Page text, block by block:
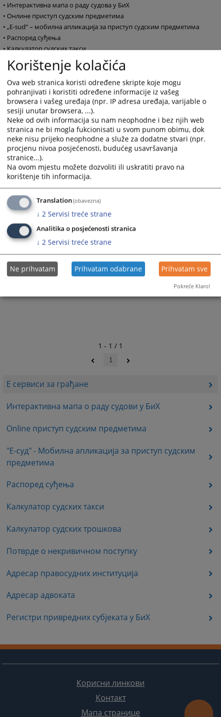
Е сервиси за грађане
Интерактивна мапа о раду судови у БиХ
Online приступ судским предметима
"E-суд" - Мобилна апликација за приступ судским
предметима
Распоред суђења
Калкулатор судских такси
Калкулатор судских трошкова
Потврде о некривичном поступку
Адресар правосудних институција
Адресар адвоката
Регистри привредних субјеката у БиХ
• Интерактивна мапа о раду судова у БиХ
• Онлине приступ судским предметима
• „Е-sud“ – мобилна апликација за приступ судским предметима
• Распоред суђења
• Калкулатор судских такси
• Калкулатор трошкова судских поступака
• Увјерења о невођењу кривичног поступка
• Адресар правосудних институција
• Адресар судских вјештака и тумача
• Адресар адвоката
• Регистри пословних субјеката у БиХ
Све активности имају за циљ унапређење рада правосуђа и
осигуравања боље и квалитетније електронске комуникације са
правосуђем.
499ПРЕГЛЕДА
1 - 1 / 1
1
Корисни линкови
Контакт
Мапа странице
Korištenje kolačića
Ova web stranica koristi određene skripte koje mogu
pohranjivati i koristiti određene informacije iz vašeg
browsera i vašeg uređaja (npr. IP adresa uređaja, varijable o
sesiji unutar browsera, ...).
Neke od ovih informacija su nam neophodne i bez njih web
stranica ne bi mogla fukcionisati u svom punom obimu, dok
neke nisu prijeko neophodne a služe za dodatne stvari (npr.
procjenu nivoa posjećenosti, budućeg usavršavanja
stranice...).
Na ovom mjestu možete dozvoliti ili uskratiti pravo na
korištenje tih informacija.
Translation(obavezna)
↓ 2 Servisi treće strane
Analitika o posjećenosti stranica
↓ 2 Servisi treće strane
Ne prihvatam Prihvatam odabrane Prihvatam sve
Pokreće Klaro!